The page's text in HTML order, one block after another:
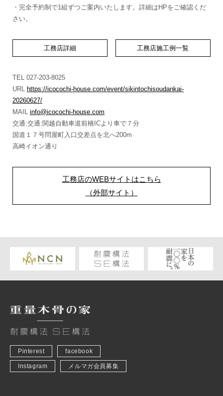
・完全予約制で1組ずつご案内いたします。詳細はHPをご確認くだ
さい。
工務店詳細 工務店施工例一覧
TEL 027-203-8025
URL https://icocochi-house.com/event/sikintochisoudankai-
20260627/
MAIL info@icocochi-house.com
交通:交通:関越自動車道前橋ICより車で７分
国道１７号問屋町入口交差点を北へ200m
高崎イオン通り
工務店のWEBサイトはこちら
（外部サイト）
Pinterest facebook
Instagram メルマガ会員募集